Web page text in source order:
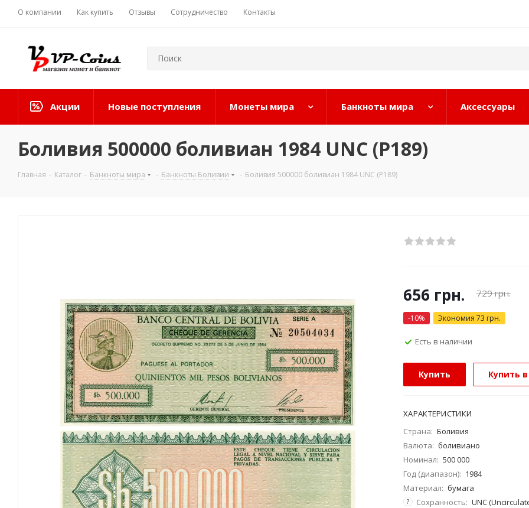
О компании Как купить Отзывы Сотрудничество Контакты
Акции Новые поступления Монеты мира Банкноты мира Аксессуары
Боливия 500000 боливиан 1984 UNC (P189)
Главная - Каталог - Банкноты мира - Банкноты Боливии - Боливия 500000 боливиан 1984 UNC (P189)
656 грн. 729грн.
-10% Экономия 73 грн.
Есть в наличии
Купить Купить
ХАРАКТЕРИСТИКИ
Страна: Боливия
Валюта: боливиано
Номинал: 500 000
Год (диапазон): 1984
Материал: бумага
? Сохранность: UNC